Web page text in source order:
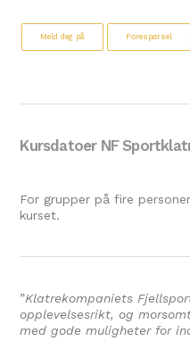
Meld deg på Forespørsel
Kursdatoer NF
For grupper på fire
kurset.
”Klatrekompaniets
opplevelsesrikt, og
med gode muligheter for